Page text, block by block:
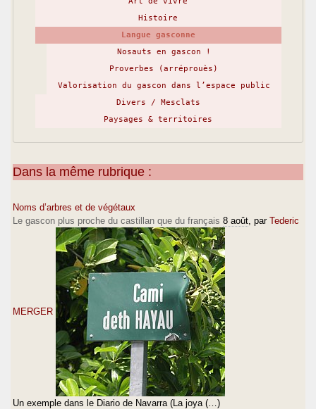
Histoire
Langue gasconne
Nosauts en gascon !
Proverbes (arréprouès)
Valorisation du gascon dans l’espace public
Divers / Mesclats
Paysages & territoires
Dans la même rubrique :
Noms d’arbres et de végétaux
Le gascon plus proche du castillan que du français 8 août , par Tederic
MERGER
Un exemple dans le Diario de Navarra (La joya (…)